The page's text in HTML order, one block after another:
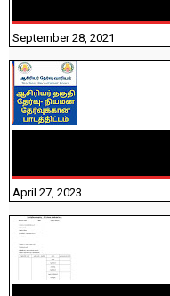
September 28, 2021
April 27, 2023